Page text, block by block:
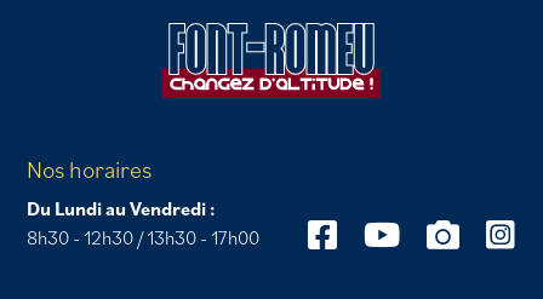
Nos horaires
Du Lundi au Vendredi :
8h30 - 12h30 / 13h30 - 17h00